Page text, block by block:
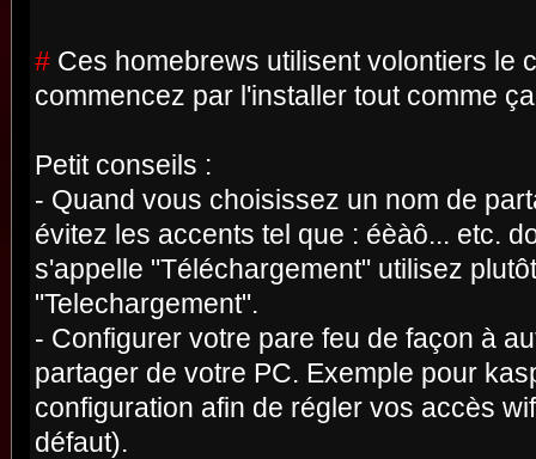
# Ces homebrews utilisent volontiers le
commencez par l'installer tout comme
Petit conseils :
- Quand vous choisissez un nom de
évitez les accents tel que : éèàô... etc.
s'appelle "Téléchargement" utilisez
"Telechargement".
- Configurer votre pare feu de façon à
partager de votre PC. Exemple pour
configuration afin de régler vos accès
défaut).